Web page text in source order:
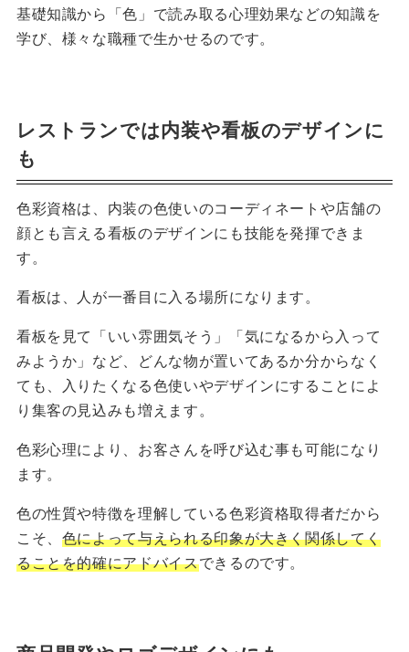
基礎知識から「色」で読み取る心理効果などの知識を
学び、様々な職種で生かせるのです。
レストランでは内装や看板のデザインに
も
色彩資格は、内装の色使いのコーディネートや店舗の
顔とも言える看板のデザインにも技能を発揮できま
す。
看板は、人が一番目に入る場所になります。
看板を見て「いい雰囲気そう」「気になるから入って
みようか」など、どんな物が置いてあるか分からなく
ても、入りたくなる色使いやデザインにすることによ
り集客の見込みも増えます。
色彩心理により、お客さんを呼び込む事も可能になり
ます。
色の性質や特徴を理解している色彩資格取得者だから
こそ、 色によって与えられる印象が大きく関係してく
ることを的確にアドバイスできるのです。